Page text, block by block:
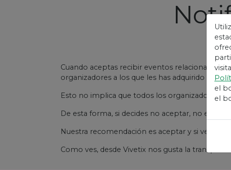
Cuando aceptas recibir eventos relacionados
organizadores a los que les has adquirido la
Esto no implica que todos los organizadores
De esta forma, si decides no aceptar, no
Nuestra recomendación es aceptar y si ves
Como ves, desde Vivetix nos gusta la
el
el